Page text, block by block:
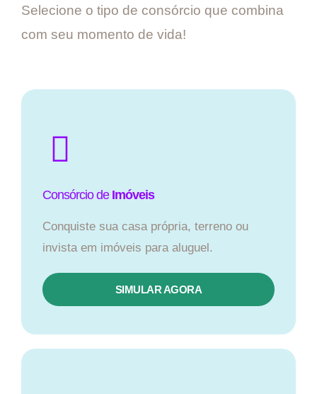
Selecione o tipo de consórcio que combina
com seu momento de vida!
Consórcio de Imóveis
Conquiste sua casa própria, terreno ou
invista em imóveis para aluguel.
SIMULAR AGORA​